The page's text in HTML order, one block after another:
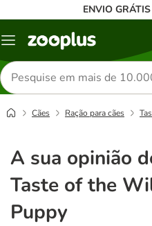
ENVIO
Menu
Pesquisar
produtos
Cães Ração para cães
A sua opinião
Taste of the
Puppy